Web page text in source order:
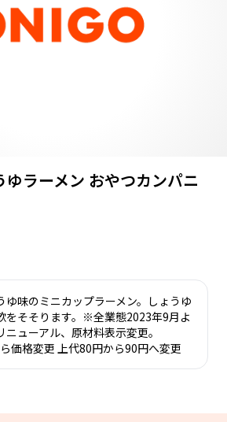
ゆラーメン おやつカンパニ
ゆ味のミニカップラーメン。しょうゆ
をそそります。※全業態2023年9月よ
ューアル、原材料表示変更。
価格変更 上代80円から90円へ変更